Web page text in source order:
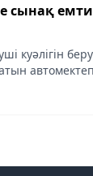
сынақ
куәлігін